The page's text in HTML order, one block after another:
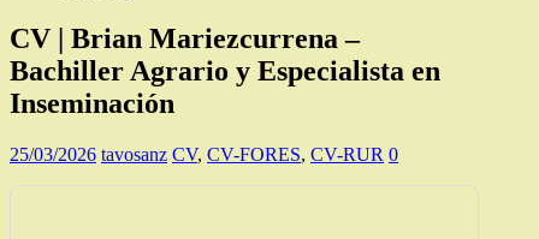
CV | Brian Mariezcurrena –
Bachiller Agrario y Especialista en
Inseminación
25/03/2026 tavosanz CV, CV-FORES, CV-RUR 0